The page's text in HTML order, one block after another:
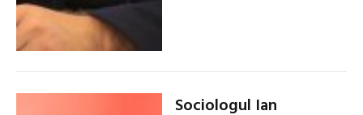
Sociologul Ian